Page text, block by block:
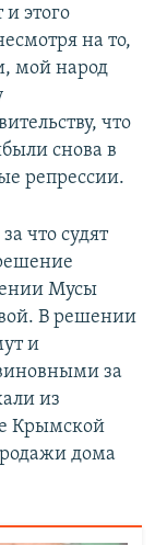
этого
на то,
мой народ
что
снова в
репрессии.
что судят
Мусы
В решении
и
за
из
Крымской
дома